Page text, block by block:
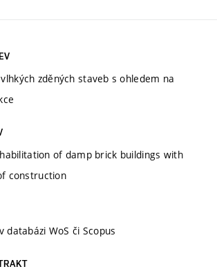
zděných staveb s ohledem na
of damp brick buildings with
construction
databázi WoS či Scopus